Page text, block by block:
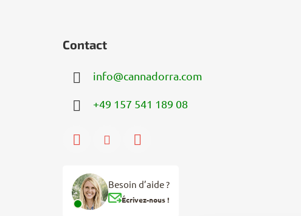
Contact
info@cannadorra.com
+49 157 541 189 08
Besoin d’aide ?
Écrivez-nous !